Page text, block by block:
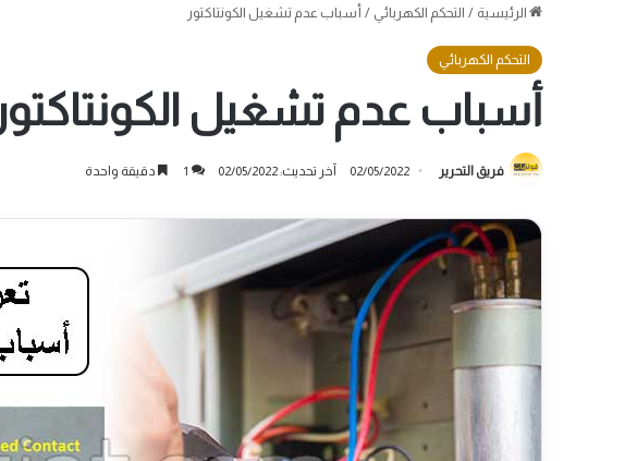
الرئيسية / التحكم الكهربائي / أسباب عدم تشغيل الكونتاكتور
التحكم الكهربائي
أسباب عدم تشغيل الكونتاكتور
فريق التحرير 02/05/2022 آخر تحديث: 02/05/2022 1 دقيقة واحدة